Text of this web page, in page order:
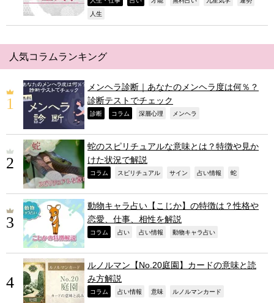
人生
人気コラムランキング
メンヘラ診断｜あなたのメンヘラ度は何％？
診断テストでチェック
診断 コラム 深層心理 メンヘラ
蛇のスピリチュアルな意味とは？特徴や見か
けた状況で解説
コラム スピリチュアル サイン 占い情報 蛇
動物キャラ占い【こじか】の特徴は？性格や
恋愛、仕事、相性を解説
コラム 占い 占い情報 動物キャラ占い
ルノルマン【No.20庭園】カードの意味と読
み方解説
コラム 占い情報 意味 ルノルマンカード